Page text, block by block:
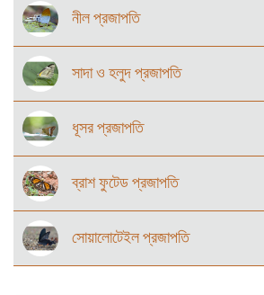
নীল প্রজাপতি
সাদা ও হলুদ প্রজাপতি
ধূসর প্রজাপতি
ব্রাশ ফুটেড প্রজাপতি
সোয়ালোটেইল প্রজাপতি